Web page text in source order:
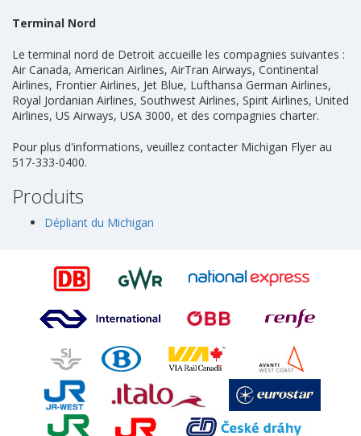
Terminal Nord
Le terminal nord de Detroit accueille les compagnies suivantes :
Air Canada, American Airlines, AirTran Airways, Continental
Airlines, Frontier Airlines, Jet Blue, Lufthansa German Airlines,
Royal Jordanian Airlines, Southwest Airlines, Spirit Airlines, United
Airlines, US Airways, USA 3000, et des compagnies charter.
Pour plus d'informations, veuillez contacter Michigan Flyer au
517-333-0400.
Produits
Dépliant du Michigan